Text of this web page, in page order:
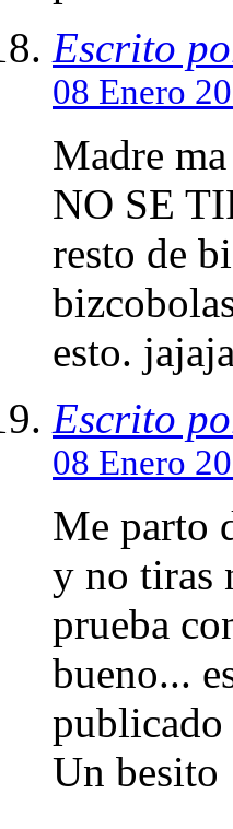
Escrito
08 Enero
Madre
NO SE
resto de
esto.
Escrito
08 Enero
Me parto
y no tiras
prueba
bueno...
publicado
Un besito